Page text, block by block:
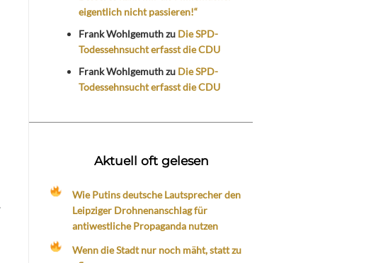
eigentlich nicht passieren!“
Frank Wohlgemuthzu Die SPD-
Todessehnsucht erfasst die CDU
Frank Wohlgemuthzu Die SPD-
Todessehnsucht erfasst die CDU
Aktuell oft gelesen
Wie Putins deutsche Lautsprecher den
Leipziger Drohnenanschlag für
antiwestliche Propaganda nutzen
Wenn die Stadt nur noch mäht, statt zu